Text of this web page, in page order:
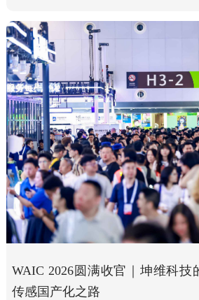
WAIC 2026圆满收官｜坤维科技
传感国产化之路